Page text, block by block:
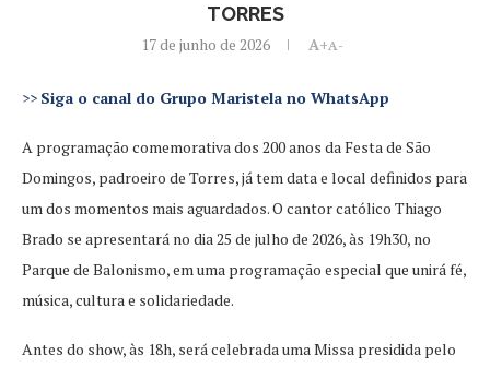
TORRES
17 de junho de 2026 A+A-
>> Siga o canal do Grupo Maristela no WhatsApp
A programação comemorativa dos 200 anos da Festa de São
Domingos, padroeiro de Torres, já tem data e local definidos para
um dos momentos mais aguardados. O cantor católico Thiago
Brado se apresentará no dia 25 de julho de 2026, às 19h30, no
Parque de Balonismo, em uma programação especial que unirá fé,
música, cultura e solidariedade.
Antes do show, às 18h, será celebrada uma Missa presidida pelo